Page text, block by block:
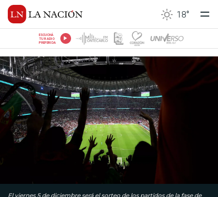
18°
ESCUCHÁ
TU RADIO
PREFERIDA
El viernes 5 de diciembre será el sorteo de los partidos de la fase de